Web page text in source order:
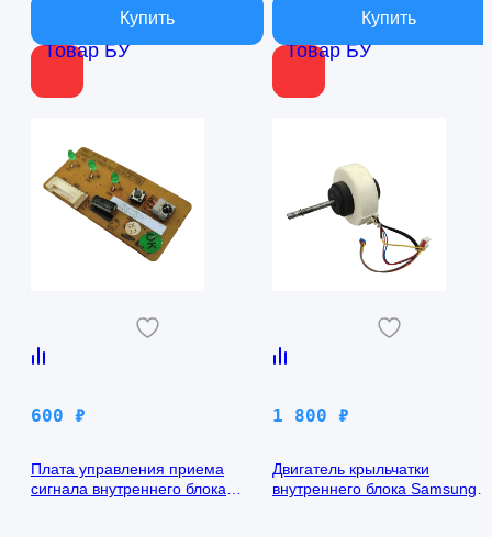
Товар БУ Товар БУ
600 ₽
Плата управления приема
сигнала внутреннего блока
1 800 ₽
Двигатель крыльчатки
внутреннего блока Samsung